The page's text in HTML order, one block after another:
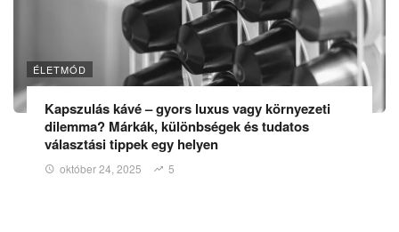
ÉLETMÓD
Kapszulás kávé – gyors luxus vagy környezeti
dilemma? Márkák, különbségek és tudatos
választási tippek egy helyen
október 24, 2025 5